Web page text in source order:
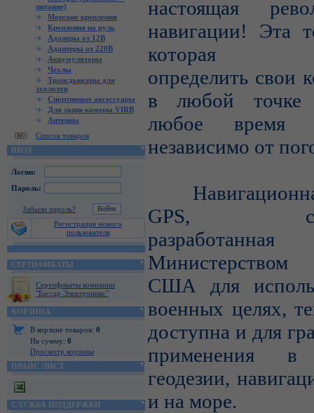
питание)
Морские крепления
Крепления на руль
Адаперы от 12В
Адаптеры от 220В
Аккумуляторы
Чехлы
Трансдьюсеры для
эхолотов
Спортивные аксессуары
Для экшн-камеры VIRB
Антенны
Список товаров
ВХОД
Логин:
Пароль:
Забыли пароль?
Регистрация нового
пользователя
СЕРТИФИКАТЫ
Сертификаты компании
"Бассар Электроникс"
КОРЗИНА
В корзине товаров: 0
На сумму: 0
Просмотр корзины
ПРАЙС ЛИСТ
СЛУЖБА ПОДДЕРЖКИ
настоящая
навигации! Эта
которая
определить свои
в любой точке
любое время
независимо от
GPS,
разработанная
США для
военных целях,
доступна и для
применения в
геодезии,
и на море.